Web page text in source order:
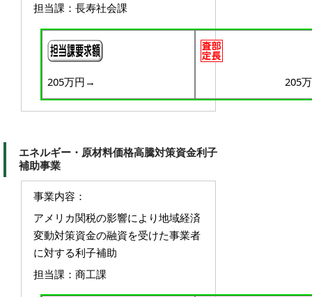
担当課：長寿社会課
205万円→ 205
エネルギー・原材料価格高騰対策資金利子
補助事業
事業内容：
アメリカ関税の影響により地域経済
変動対策資金の融資を受けた事業者
に対する利子補助
担当課：商工課